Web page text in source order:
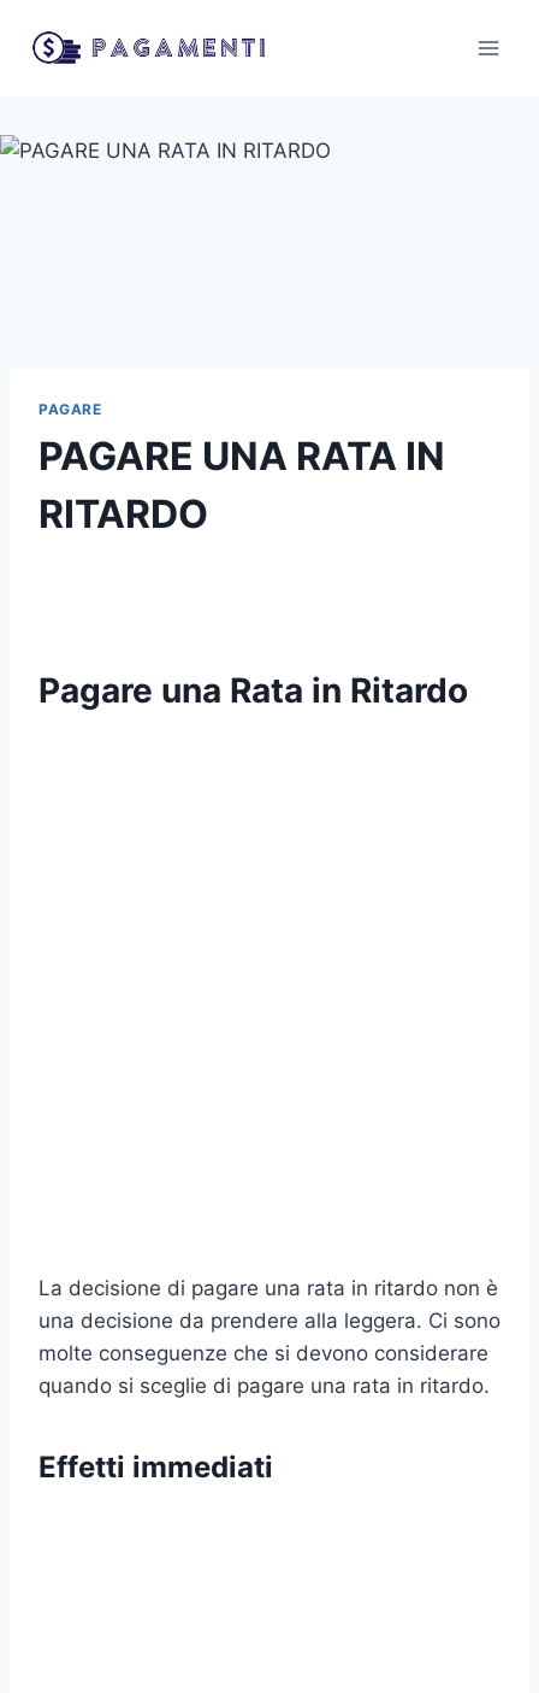
PAGARE
PAGARE UNA RATA IN
RITARDO
Pagare una Rata in Ritardo
La decisione di pagare una rata in ritardo non è
una decisione da prendere alla leggera. Ci sono
molte conseguenze che si devono considerare
quando si sceglie di pagare una rata in ritardo.
Effetti immediati